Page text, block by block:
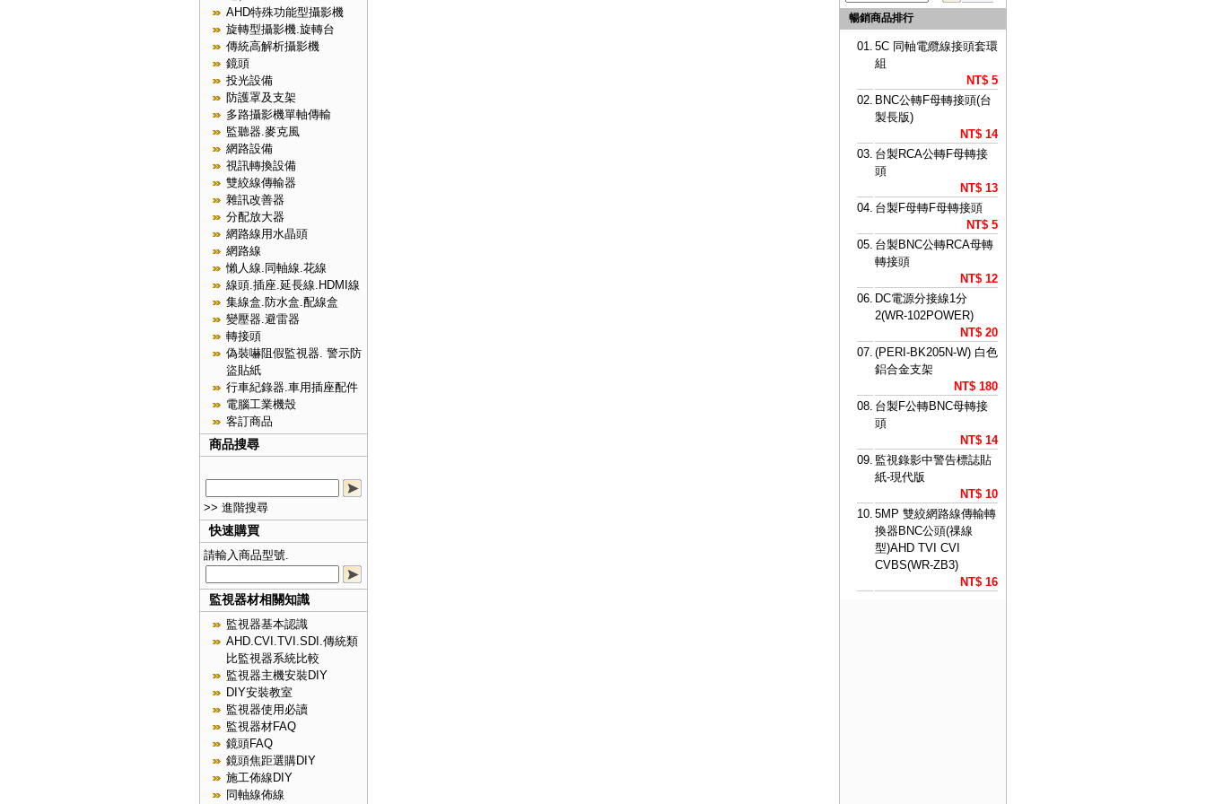
AHD特殊功能型攝影機
旋轉型攝影機.旋轉台
傳統高解析攝影機
鏡頭
投光設備
防護罩及支架
多路攝影機單軸傳輸
監聽器.麥克風
網路設備
視訊轉換設備
雙絞線傳輸器
雜訊改善器
分配放大器
網路線用水晶頭
網路線
懶人線.同軸線.花線
線頭.插座.延長線.HDMI線
集線盒.防水盒.配線盒
變壓器.避雷器
轉接頭
偽裝嚇阻假監視器. 警示防
盜貼紙
行車紀錄器.車用插座配件
電腦工業機殼
客訂商品
商品搜尋
>> 進階搜尋
快速購買
請輸入商品型號.
監視器材相關知識
監視器基本認識
AHD.CVI.TVI.SDI.傳統類
比監視器系統比較
監視器主機安裝DIY
DIY安裝教室
監視器使用必讀
監視器材FAQ
鏡頭FAQ
鏡頭焦距選購DIY
施工佈線DIY
同軸線佈線
暢銷商品排行
01. 5C 同軸電纜線接頭套環
組
NT$ 5
02. BNC公轉F母轉接頭(台
製長版)
NT$ 14
03. 台製RCA公轉F母轉接
頭
NT$ 13
04. 台製F母轉F母轉接頭
NT$ 5
05. 台製BNC公轉RCA母轉
轉接頭
NT$ 12
06. DC電源分接線1分
2(WR-102POWER)
NT$ 20
07. (PERI-BK205N-W) 白色
鋁合金支架
NT$ 180
08. 台製F公轉BNC母轉接
頭
NT$ 14
09. 監視錄影中警告標誌貼
紙-現代版
NT$ 10
10. 5MP 雙絞網路線傳輸轉
換器BNC公頭(祼線
型)AHD TVI CVI
CVBS(WR-ZB3)
NT$ 16